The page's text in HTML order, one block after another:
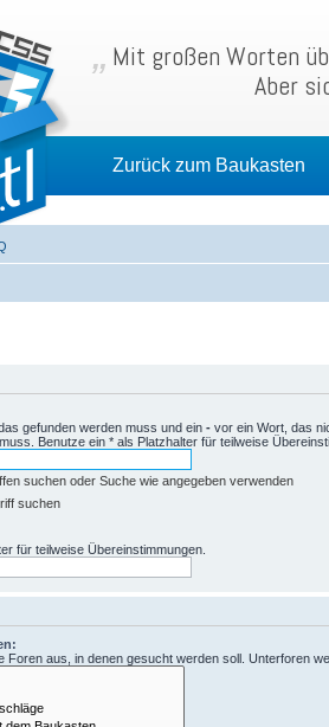
Mit großen Worten
Aber
Zurück zum Baukasten
gefunden werden muss und ein - vor ein Wort, das
Benutze ein * als Platzhalter für teilweise
suchen oder Suche wie angegeben verwenden
suchen
für teilweise Übereinstimmungen.
Foren aus, in denen gesucht werden soll. Unterforen